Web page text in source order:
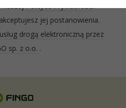
jej postanowienia.
drogą elektroniczną przez
sp. z o.o. .